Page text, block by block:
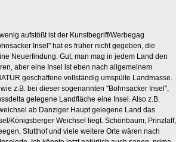
aufstößt ist der Kunstbegriff/Werbegag
Insel" hat es früher nicht gegeben, die
Neuerfindung. Gut, man mag in jedem Land den
aber eine Insel ist eben nach allgemeinem
geschaffene vollständig umspülte Landmasse.
z.B. bei dieser sogenannten "Bohnsacker Insel",
gelegene Landfläche eine Insel. Also z.B.
ab Danziger Haupt gelegene Land das
Königsberger Weichsel liegt. Schönbaum, Prinzlaff,
Stutthof und viele weitere Orte wären nach